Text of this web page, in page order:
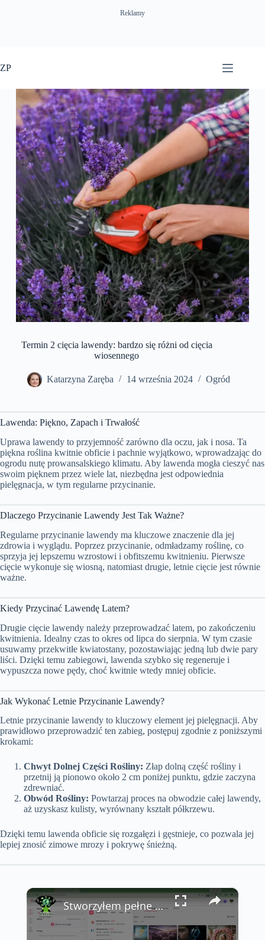
Reklamy
do
treści
ZP
Termin 2 cięcia lawendy: bardzo się różni od cięcia
wiosennego
Katarzyna Zaręba 14 września 2024 Ogród
Lawenda: Piękno, Zapach i Trwałość
Uprawa lawendy to przyjemność zarówno dla oczu, jak i nosa. Ta
piękna roślina kwitnie obficie i pachnie wyjątkowo, wprowadzając do
ogrodu nutę prowansalskiego klimatu. Aby lawenda mogła cieszyć nas
swoim pięknem przez wiele lat, niezbędna jest odpowiednia
pielęgnacja, w tym regularne przycinanie.
Dlaczego Przycinanie Lawendy Jest Tak Ważne?
Regularne przycinanie lawendy ma kluczowe znaczenie dla jej
zdrowia i wyglądu. Poprzez przycinanie, odmładzamy roślinę, co
sprzyja jej lepszemu wzrostowi i obfitszemu kwitnieniu. Pierwsze
cięcie wykonuje się wiosną, natomiast drugie, letnie cięcie jest równie
ważne.
Kiedy Przycinać Lawendę Latem?
Drugie cięcie lawendy należy przeprowadzać latem, po zakończeniu
kwitnienia. Idealny czas to okres od lipca do sierpnia. W tym czasie
usuwamy przekwitłe kwiatostany, pozostawiając jedną lub dwie pary
liści. Dzięki temu zabiegowi, lawenda szybko się regeneruje i
wypuszcza nowe pędy, choć kwitnie wtedy mniej obficie.
Jak Wykonać Letnie Przycinanie Lawendy?
Letnie przycinanie lawendy to kluczowy element jej pielęgnacji. Aby
prawidłowo przeprowadzić ten zabieg, postępuj zgodnie z poniższymi
krokami:
Chwyt Dolnej Części Rośliny: Złap dolną część rośliny i
przetnij ją pionowo około 2 cm poniżej punktu, gdzie zaczyna
zdrewniać.
Obwód Rośliny: Powtarzaj proces na obwodzie całej lawendy,
aż uzyskasz kulisty, wyrównany kształt półkrzewu.
Dzięki temu lawenda obficie się rozgałęzi i gęstnieje, co pozwala jej
lepiej znosić zimowe mrozy i pokrywę śnieżną.
×
Stworzyłem pełne wideo AI z FlexClip + Seedance 2.0 — Od scenariusza do eksportu w kilka minut